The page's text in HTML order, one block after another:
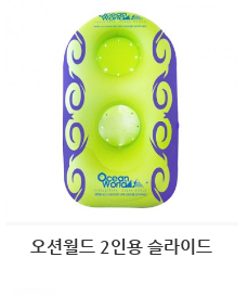
오션월드 2인용 슬라이드